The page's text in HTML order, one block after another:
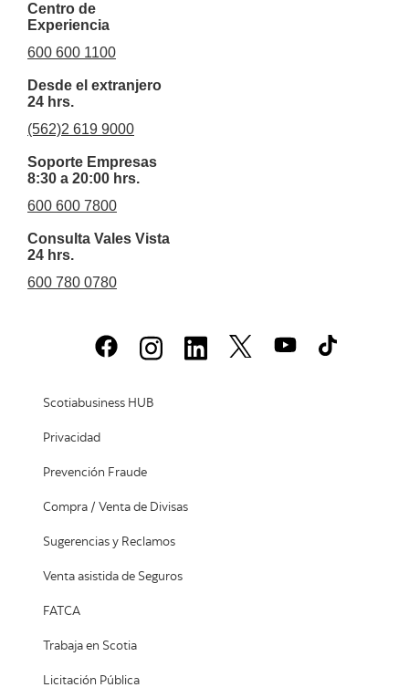
Centro de
Experiencia
600 600 1100
Desde el extranjero
24 hrs.
(562)2 619 9000
Soporte Empresas
8:30 a 20:00 hrs.
600 600 7800
Consulta Vales Vista
24 hrs.
600 780 0780
Scotiabusiness HUB
Privacidad
Prevención Fraude
Compra / Venta de Divisas
Sugerencias y Reclamos
Venta asistida de Seguros
FATCA
Trabaja en Scotia
Licitación Pública